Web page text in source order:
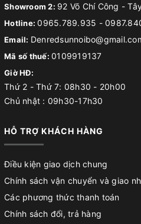
Showroom 2: 92 Võ Chí Công -
Hotline:0965.789.935 -
Email:
Mã số thuế: 0109919137
Giờ HĐ:
Thứ 2 - Thứ 7: 08h30 - 20h00
Chủ nhật : 09h30-17h30
HỖ TRỢ KHÁCH HÀNG
Điều kiện giao dịch chung
Chính sách vận chuyển và giao
Các phương thức thanh toán
Chính sách đổi, trả hàng